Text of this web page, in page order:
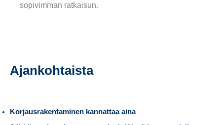
sopivimman ratkaisun.
Ajankohtaista
Korjausrakentaminen kannattaa aina